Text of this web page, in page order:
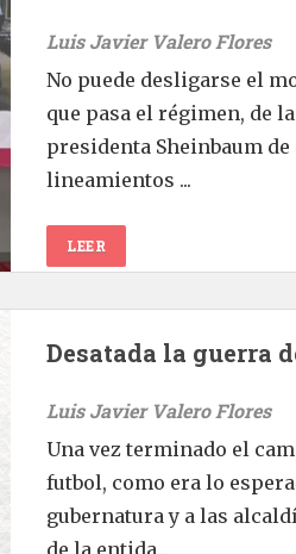
Luis Javier Valero Flores
No puede desligarse el
que pasa el régimen, de
presidenta Sheinbaum
lineamientos ...
LEER
Desatada la guerra
Luis Javier Valero Flores
Una vez terminado el
futbol, como era lo
gubernatura y a las
de la entida...